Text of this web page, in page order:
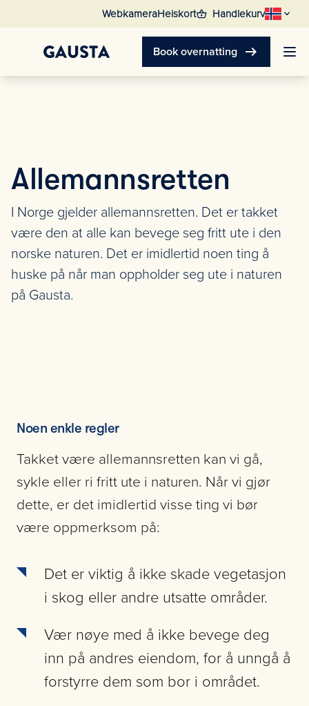
WebkameraHeiskortshopping_basket Handlekurv
Book overnatting arrow_right_alt
Allemannsretten
I Norge gjelder allemannsretten. Det er takket
være den at alle kan bevege seg fritt ute i den
norske naturen. Det er imidlertid noen ting å
huske på når man oppholder seg ute i naturen
på Gausta.
Noen enkle regler
Takket være allemannsretten kan vi gå,
sykle eller ri fritt ute i naturen. Når vi gjør
dette, er det imidlertid visse ting vi bør
være oppmerksom på:
Det er viktig å ikke skade vegetasjon
i skog eller andre utsatte områder.
Vær nøye med å ikke bevege deg
inn på andres eiendom, for å unngå å
forstyrre dem som bor i området.